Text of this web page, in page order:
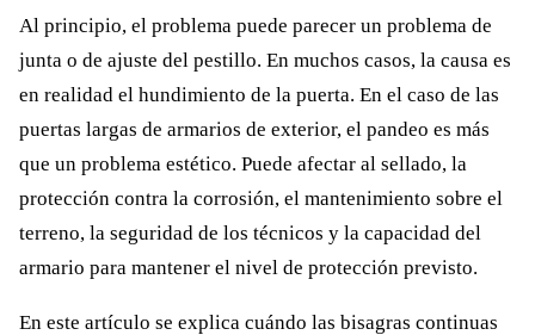
Al principio, el problema puede parecer un problema de
junta o de ajuste del pestillo. En muchos casos, la causa es
en realidad el hundimiento de la puerta. En el caso de las
puertas largas de armarios de exterior, el pandeo es más
que un problema estético. Puede afectar al sellado, la
protección contra la corrosión, el mantenimiento sobre el
terreno, la seguridad de los técnicos y la capacidad del
armario para mantener el nivel de protección previsto.
En este artículo se explica cuándo las bisagras continuas